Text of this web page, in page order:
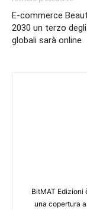
E-commerce
2030 un terzo
globali sarà online
BitMAT Edizioni
una copertura